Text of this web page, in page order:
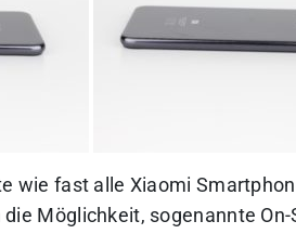
wie fast alle Xiaomi
Möglichkeit, sogenannte